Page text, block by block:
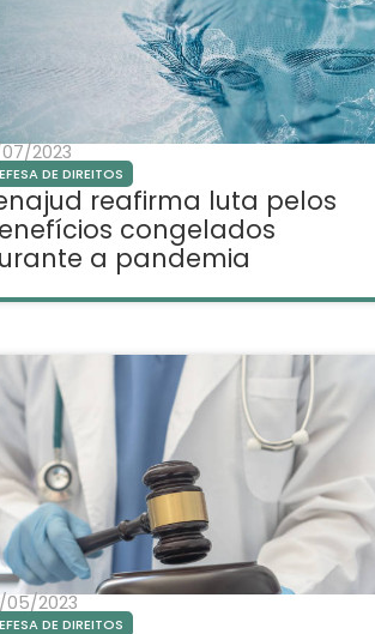
07/2023
DE DIREITOS
reafirma luta pelos
congelados
a pandemia
05/2023
DE DIREITOS